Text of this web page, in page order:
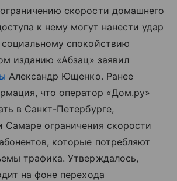
скорости домашнего
к нему могут нанести удар
спокойствию
изданию «Абзац» заявил
Александр Ющенко. Ранее
что оператор «Дом.ру»
в Санкт-Петербурге,
Самаре ограничения скорости
которые потребляют
трафика. Утверждалось,
на фоне перехода